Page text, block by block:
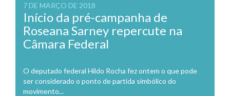
7 DE MARÇO DE 2018
Início da pré-campanha de
Roseana Sarney repercute na
Câmara Federal
O deputado federal Hildo Rocha fez ontem o que pode
ser considerado o ponto de partida simbólico do
movimento...